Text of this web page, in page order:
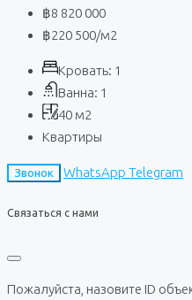
฿8 820 000
฿220 500/м2
Кровать: 1
Ванна: 1
40 м2
Квартиры
Звонок WhatsApp Telegram
Связаться с нами
Пожалуйста, назовите ID